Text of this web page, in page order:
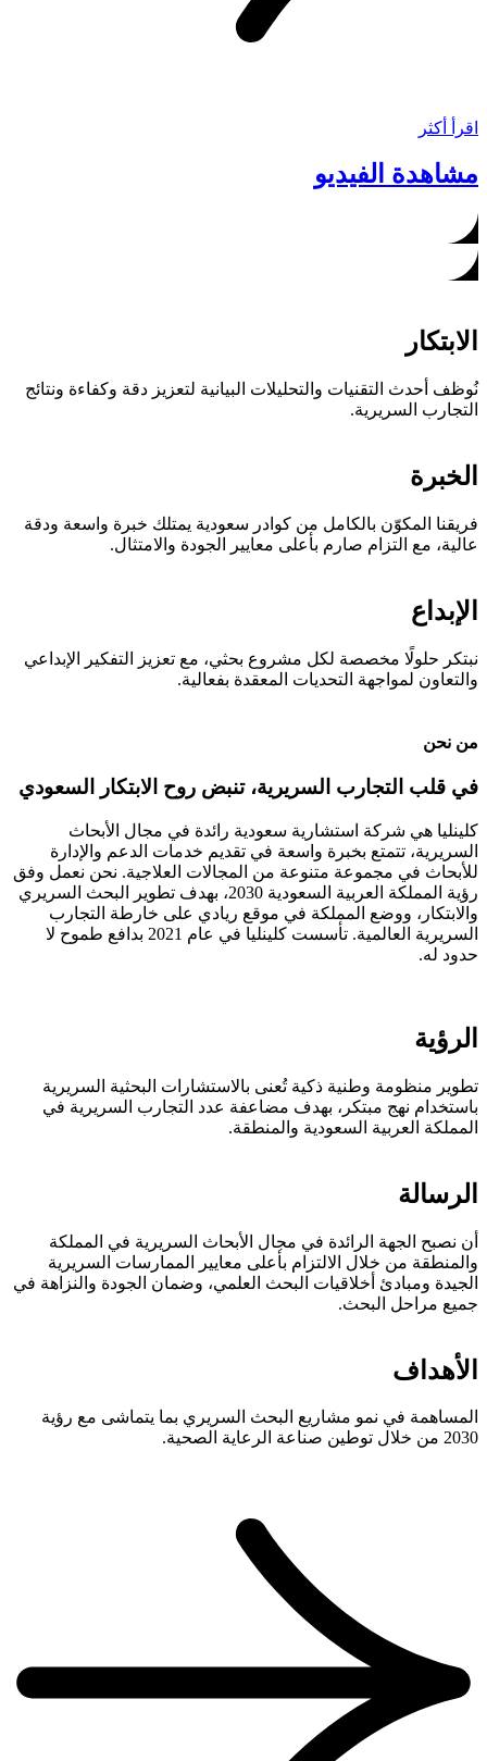
اقرأ أكثر
مشاهدة الفيديو
الابتكار
نُوظف أحدث التقنيات والتحليلات البيانية لتعزيز دقة وكفاءة ونتائج
التجارب السريرية.
الخبرة
فريقنا المكوّن بالكامل من كوادر سعودية يمتلك خبرة واسعة ودقة
عالية، مع التزام صارم بأعلى معايير الجودة والامتثال.
الإبداع
نبتكر حلولًا مخصصة لكل مشروع بحثي، مع تعزيز التفكير الإبداعي
والتعاون لمواجهة التحديات المعقدة بفعالية.
من نحن
في قلب التجارب السريرية، تنبض روح الابتكار السعودي
كلينليا هي شركة استشارية سعودية رائدة في مجال الأبحاث
السريرية، تتمتع بخبرة واسعة في تقديم خدمات الدعم والإدارة
للأبحاث في مجموعة متنوعة من المجالات العلاجية. نحن نعمل وفق
رؤية المملكة العربية السعودية 2030، بهدف تطوير البحث السريري
والابتكار، ووضع المملكة في موقع ريادي على خارطة التجارب
السريرية العالمية. تأسست كلينليا في عام 2021 بدافع طموح لا
حدود له.
الرؤية
تطوير منظومة وطنية ذكية تُعنى بالاستشارات البحثية السريرية
باستخدام نهج مبتكر، بهدف مضاعفة عدد التجارب السريرية في
المملكة العربية السعودية والمنطقة.
الرسالة
أن نصبح الجهة الرائدة في مجال الأبحاث السريرية في المملكة
والمنطقة من خلال الالتزام بأعلى معايير الممارسات السريرية
الجيدة ومبادئ أخلاقيات البحث العلمي، وضمان الجودة والنزاهة في
جميع مراحل البحث.
الأهداف
المساهمة في نمو مشاريع البحث السريري بما يتماشى مع رؤية
2030 من خلال توطين صناعة الرعاية الصحية.